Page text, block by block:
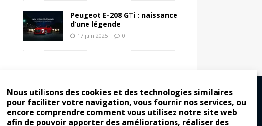
Nous utilisons des cookies et des technologies similaires
pour faciliter votre navigation, vous fournir nos services, ou
encore comprendre comment vous utilisez notre site web
afin de pouvoir apporter des améliorations, réaliser des
Peugeot E-208 GTi : naissance
d’une légende
17 juin 2025 0
Dacia Sandero : pour les gens vrais